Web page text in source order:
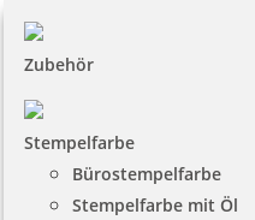
Zubehör
Stempelfarbe
Bürostempelfarbe
Stempelfarbe mit Öl